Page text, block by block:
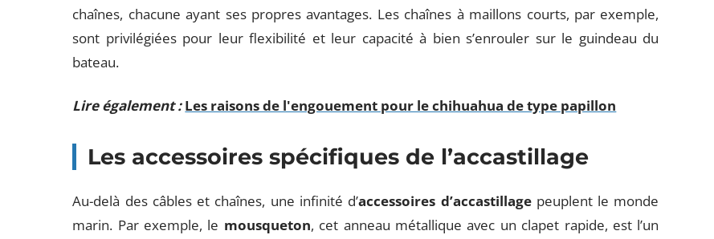
chaînes, chacune ayant ses propres avantages. Les chaînes à maillons courts, par exemple,
sont privilégiées pour leur flexibilité et leur capacité à bien s’enrouler sur le guindeau du
bateau.
Lire également : Les raisons de l'engouement pour le chihuahua de type papillon
Les accessoires spécifiques de l’accastillage
Au-delà des câbles et chaînes, une infinité d’accessoires d’accastillagepeuplent le monde
marin. Par exemple, le mousqueton, cet anneau métallique avec un clapet rapide, est l’un